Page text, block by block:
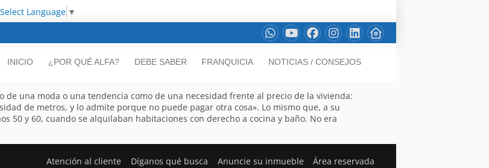
Select Language ▼
INICIO ¿POR QUÉ ALFA? DEBE SABER FRANQUICIA NOTICIAS / CONSEJOS
una moda o una tendencia como de una necesidad frente al precio de la vivienda:
de metros, y lo admite porque no puede pagar otra cosa». Lo mismo que, a su
50 y 60, cuando se alquilaban habitaciones con derecho a cocina y baño. No era
Atención al cliente Díganos qué busca Anuncie su inmueble Área reservada